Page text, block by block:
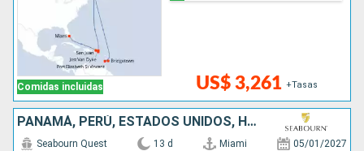
Comidas incluidas US$ 3,261 +Tasas
PANAMÁ, PERÚ, ESTADOS UNIDOS, HONDURAS, ECUADOR
Seabourn Quest 13 d Miami 05/01/2027